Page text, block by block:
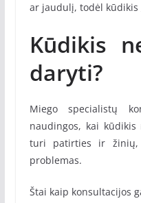
ar jaudulį, todėl
Kūdikis
daryti?
Miego specialistų
naudingos, kai
turi patirties ir žinių,
problemas.
Štai kaip konsultacijos